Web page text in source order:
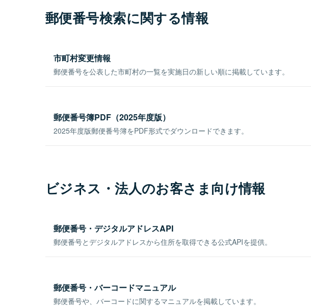
郵便番号検索に関する情報
市町村変更情報
郵便番号を公表した市町村の一覧を実施日の新しい順に掲載しています。
郵便番号簿PDF（2025年度版）
2025年度版郵便番号簿をPDF形式でダウンロードできます。
ビジネス・法人のお客さま向け情報
郵便番号・デジタルアドレスAPI
郵便番号とデジタルアドレスから住所を取得できる公式APIを提供。
郵便番号・バーコードマニュアル
郵便番号や、バーコードに関するマニュアルを掲載しています。